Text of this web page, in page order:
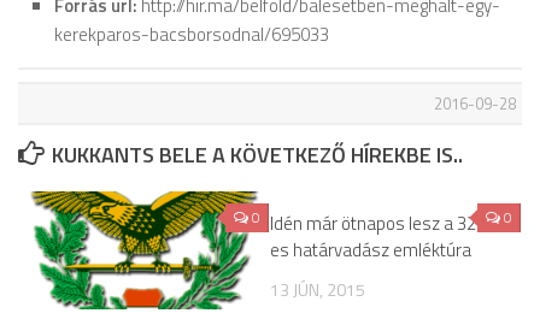
kerekparos-bacsborsodnal/695033
2016-09-28
KUKKANTS BELE A KÖVETKEZŐ HÍREKBE IS..
0 0
Idén már ötnapos lesz a 32-
es határvadász emléktúra
13 JÚN, 2015